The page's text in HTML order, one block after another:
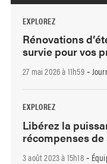
EXPLOREZ
Rénovations
survie pour vos
27 mai 2026 à 11h59-
EXPLOREZ
Libérez la
récompenses
3 août 2023 à 15h18-